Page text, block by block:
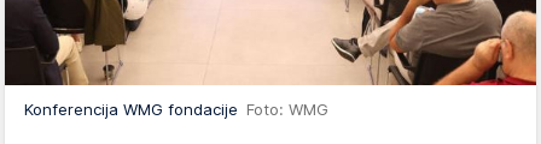
Konferencija WMG fondacije Foto: WMG